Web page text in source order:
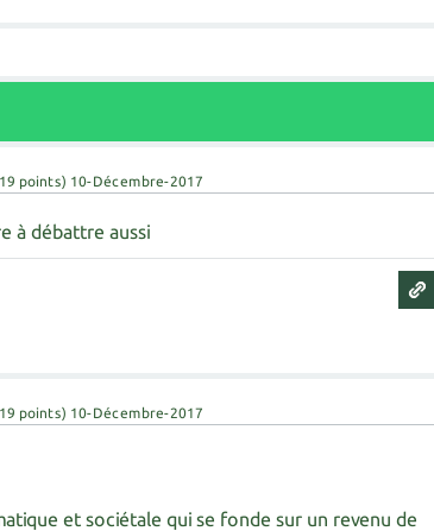
points) 10-Décembre-2017
à débattre aussi
points) 10-Décembre-2017
et sociétale qui se fonde sur un revenu de